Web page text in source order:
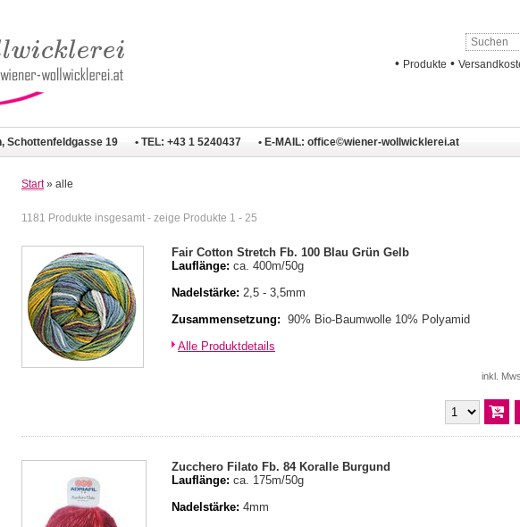
• Produkte •
Schottenfeldgasse 19 • TEL: +43 1 5240437 • E-MAIL:office©wiener-wollwicklerei.at
Start» alle
1181 Produkte insgesamt - zeige Produkte 1 - 25
Fair Cotton Stretch Fb. 100 Blau Grün Gelb
Lauflänge: ca. 400m/50g
Nadelstärke: 2,5 - 3,5mm
Zusammensetzung: 90% Bio-Baumwolle 10% Polyamid
Alle Produktdetails
inkl.
Zucchero Filato Fb. 84 Koralle Burgund
Lauflänge: ca. 175m/50g
Nadelstärke: 4mm